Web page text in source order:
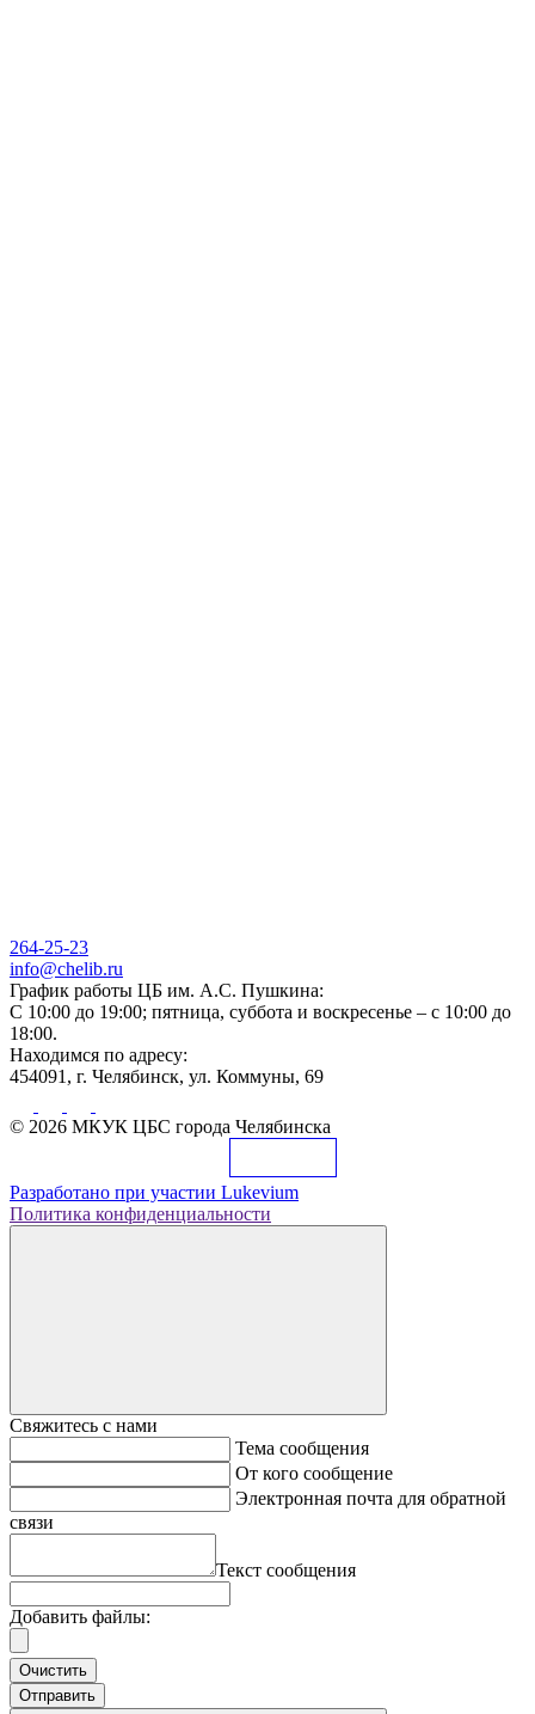
264-25-23
info@chelib.ru
График работы ЦБ им. А.С. Пушкина:
С 10:00 до 19:00; пятница, суббота и воскресенье – с 10:00 до
18:00.
Находимся по адресу:
454091, г. Челябинск, ул. Коммуны, 69
© 2026 МКУК ЦБС города Челябинска
Разработано при участии Lukevium
Политика конфиденциальности
Свяжитесь с нами
Тема сообщения
От кого сообщение
Электронная почта для обратной
связи
Текст сообщения
Добавить файлы:
Очистить
Отправить